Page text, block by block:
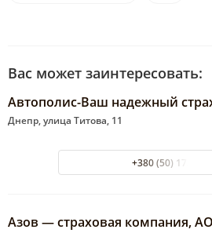
Вас может заинтересовать:
Автополис-Ваш надежный
Днепр, улица Титова, 11
+380 (50) 172-77-
Азов — страховая компания,